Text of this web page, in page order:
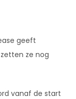
geeft
ze nog
vanaf de start